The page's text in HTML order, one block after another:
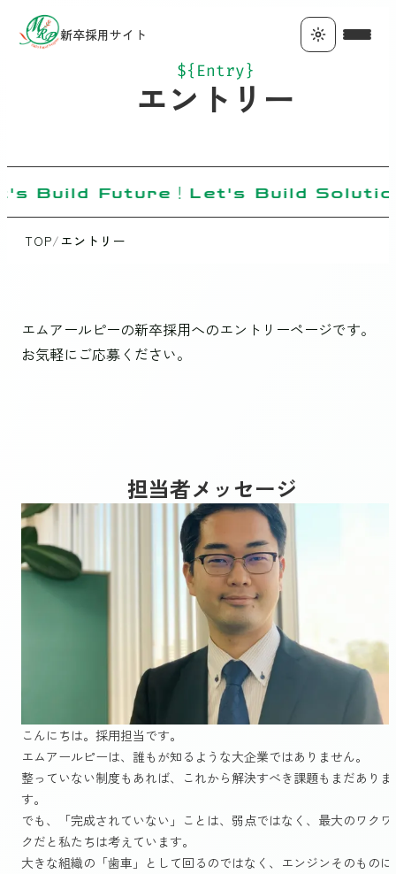
新卒採用サイト
${Entry}
エントリー
Build Future！Let's Build
TOP/ エントリー
エムアールピーの新卒採用へのエントリーページです。
お気軽にご応募ください。
担当者メッセージ
こんにちは。採用担当です。
エムアールピーは、誰もが知るような大企業ではありません。
整っていない制度もあれば、これから解決すべき課題もまだありま
す。
でも、「完成されていない」ことは、弱点ではなく、最大のワクワ
クだと私たちは考えています。
大きな組織の「歯車」として回るのではなく、エンジンそのものに